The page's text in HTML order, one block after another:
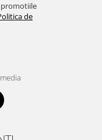
promotiile
de